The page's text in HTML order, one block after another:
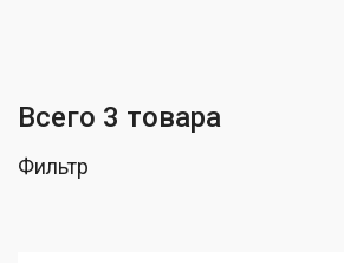
Всего 3 товара
Фильтр